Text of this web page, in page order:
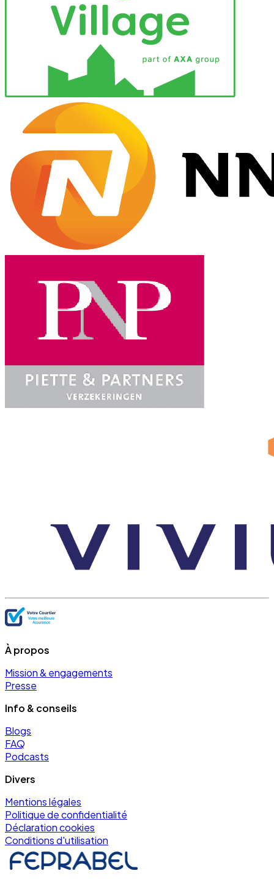
À propos
Mission & engagements
Presse
Info & conseils
Blogs
FAQ
Podcasts
Divers
Mentions légales
Politique de confidentialité
Déclaration cookies
Conditions d'utilisation